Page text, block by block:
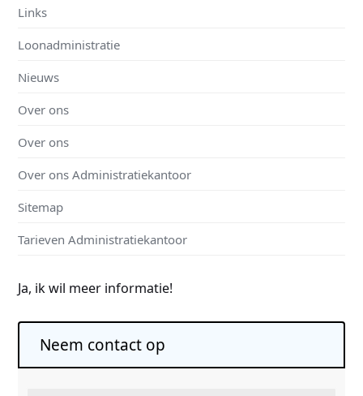
Links
Loonadministratie
Nieuws
Over ons
Over ons
Over ons Administratiekantoor
Sitemap
Tarieven Administratiekantoor
Ja, ik wil meer informatie!
Neem contact op